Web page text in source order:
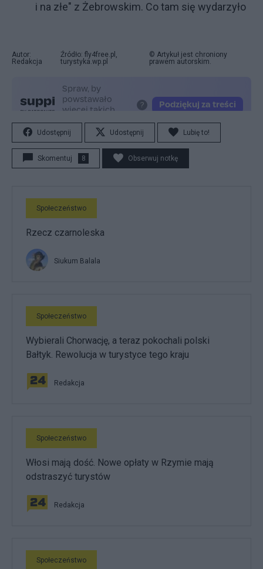
i na złe" z Żebrowskim. Co tam się wydarzyło
Autor:
Redakcja
Źródło: fly4free.pl,
turystyka.wp.pl
© Artykuł jest chroniony
prawem autorskim.
Udostępnij Udostępnij Lubię to!
Skomentuj 8 Obserwuj notkę
Społeczeństwo
Rzecz czarnoleska
Siukum Balala
Społeczeństwo
Wybierali Chorwację, a teraz pokochali polski
Bałtyk. Rewolucja w turystyce tego kraju
Redakcja
Społeczeństwo
Włosi mają dość. Nowe opłaty w Rzymie mają
odstraszyć turystów
Redakcja
Społeczeństwo